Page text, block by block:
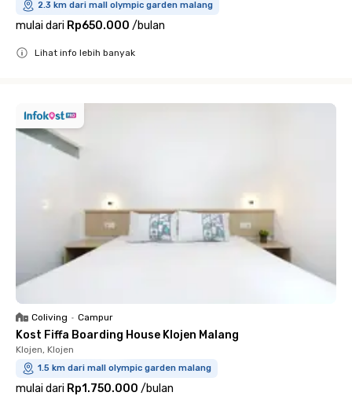
2.3 km dari mall olympic garden malang
mulai dari Rp650.000 /bulan
Lihat info lebih banyak
Coliving • Campur
Kost Fiffa Boarding House Klojen Malang
Klojen, Klojen
1.5 km dari mall olympic garden malang
mulai dari Rp1.750.000 /bulan